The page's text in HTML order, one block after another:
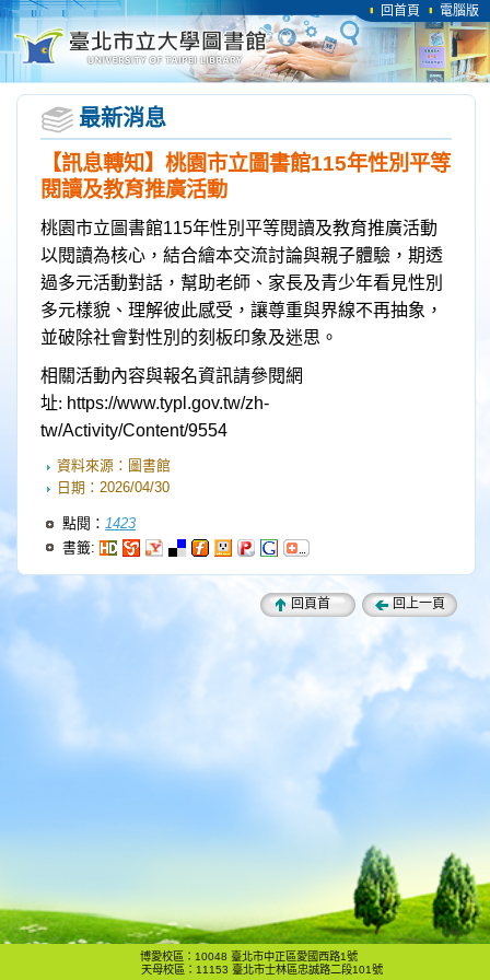
回首頁 電腦版
最新消息
【訊息轉知】桃園市立圖書館115年性別平等
閱讀及教育推廣活動
桃園市立圖書館115年性別平等閱讀及教育推廣活動
以閱讀為核心，結合繪本交流討論與親子體驗，期透
過多元活動對話，幫助老師、家長及青少年看見性別
多元樣貌、理解彼此感受，讓尊重與界線不再抽象，
並破除社會對性別的刻板印象及迷思。
相關活動內容與報名資訊請參閱網
址: https://www.typl.gov.tw/zh-
tw/Activity/Content/9554
資料來源： 圖書館
日期： 2026/04/30
點閱： 1423
書籤:
回頁首 回上一頁
博愛校區：10048 臺北市中正區愛國西路1號
天母校區：11153 臺北市士林區忠誠路二段101號